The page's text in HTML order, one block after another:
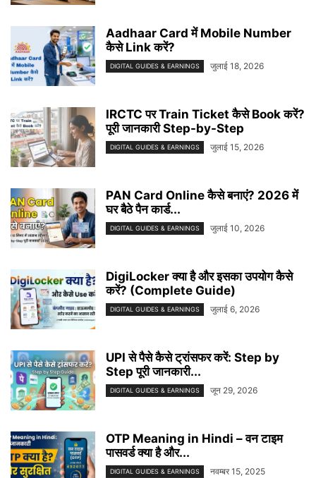
Aadhaar Card में Mobile Number
कैसे Link करें?
DIGITAL GUIDES & EARNINGS जुलाई 18, 2026
IRCTC पर Train Ticket कैसे Book करें?
पूरी जानकारी Step-by-Step
DIGITAL GUIDES & EARNINGS जुलाई 15, 2026
PAN Card Online कैसे बनाएं? 2026 में
घर बैठे पैन कार्ड...
DIGITAL GUIDES & EARNINGS जुलाई 10, 2026
DigiLocker क्या है और इसका उपयोग कैसे
करें? (Complete Guide)
DIGITAL GUIDES & EARNINGS जुलाई 6, 2026
UPI से पैसे कैसे ट्रांसफर करें: Step by
Step पूरी जानकारी...
DIGITAL GUIDES & EARNINGS जून 29, 2026
OTP Meaning in Hindi – वन टाइम
पासवर्ड क्या है और...
DIGITAL GUIDES & EARNINGS नवम्बर 15, 2025